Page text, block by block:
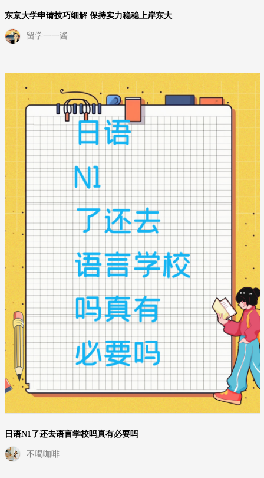
东京大学申请技巧细解 保持实力稳稳上岸东大
留学一一酱
日语N1了还去语言学校吗真有必要吗
不喝咖啡